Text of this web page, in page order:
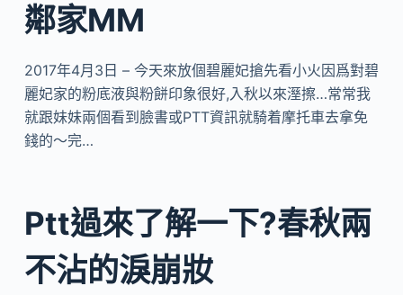
鄰家MM
2017年4月3日 – 今天來放個碧麗妃搶先看小火因爲對碧
麗妃家的粉底液與粉餅印象很好,入秋以來溼擦…常常我
就跟妹妹兩個看到臉書或PTT資訊就騎着摩托車去拿免
錢的～完…
Ptt過來了解一下?春秋兩
不沾的淚崩妝